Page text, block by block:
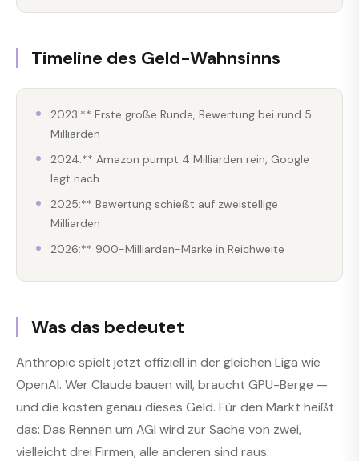
Timeline des Geld-Wahnsinns
2023:** Erste große Runde, Bewertung bei rund 5
Milliarden
2024:** Amazon pumpt 4 Milliarden rein, Google
legt nach
2025:** Bewertung schießt auf zweistellige
Milliarden
2026:** 900-Milliarden-Marke in Reichweite
Was das bedeutet
Anthropic spielt jetzt offiziell in der gleichen Liga wie
OpenAI. Wer Claude bauen will, braucht GPU-Berge —
und die kosten genau dieses Geld. Für den Markt heißt
das: Das Rennen um AGI wird zur Sache von zwei,
vielleicht drei Firmen, alle anderen sind raus.